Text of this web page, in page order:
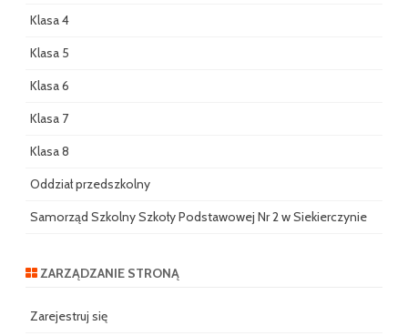
Klasa 4
Klasa 5
Klasa 6
Klasa 7
Klasa 8
Oddział przedszkolny
Samorząd Szkolny Szkoły Podstawowej Nr 2 w Siekierczynie
ZARZĄDZANIE STRONĄ
Zarejestruj się